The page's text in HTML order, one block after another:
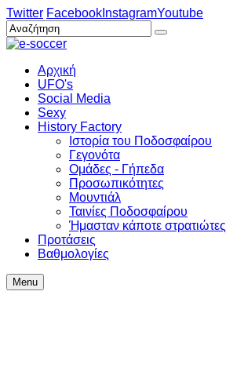
Twitter Facebook InstagramYoutube
Αρχική
UFO's
Social Media
Sexy
History Factory
Ιστορία του Ποδοσφαίρου
Γεγονότα
Ομάδες - Γήπεδα
Προσωπικότητες
Μουντιάλ
Ταινίες Ποδοσφαίρου
Ήμασταν κάποτε στρατιώτες
Προτάσεις
Βαθμολογίες
Menu